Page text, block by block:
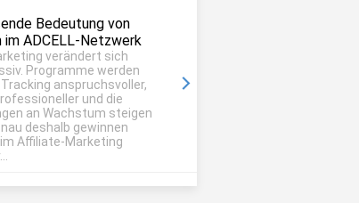
Bedeutung von
im ADCELL-Netzwerk
verändert sich
Programme werden
anspruchsvoller,
und die
an Wachstum steigen
deshalb gewinnen
Affiliate-Marketing